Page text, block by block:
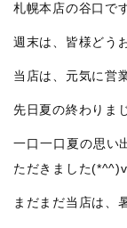
札幌本店の谷口で
週末は、皆様どう
当店は、元気に営
先日夏の終わりま
一口一口夏の思い
ただきました(*^^)v
まだまだ当店は、